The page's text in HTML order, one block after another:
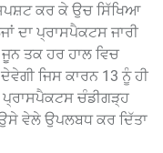
ਕਰ ਕੇ ਉਚ ਸਿੱਖਿਆ
ਦਾ ਪ੍ਰਾਸਪੈਕਟਸ ਜਾਰੀ
ਜੂਨ ਤਕ ਹਰ ਹਾਲ ਵਿਚ
ਜਿਸ ਕਾਰਨ 13 ਨੂੰ ਹੀ
ਪ੍ਰਾਸਪੈਕਟਸ ਚੰਡੀਗੜ੍ਹ
ਵੇਲੇ ਉਪਲਬਧ ਕਰ ਦਿੱਤਾ